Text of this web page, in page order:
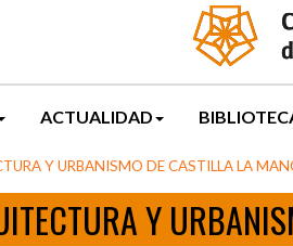
ACTUALIDAD
Y URBANISMO DE CASTILLA LA
Y